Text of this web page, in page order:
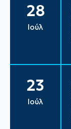
28
Ιούλ
23
Ιούλ